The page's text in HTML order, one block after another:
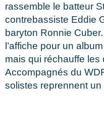
rassemble le batteur
contrebassiste Eddie
baryton Ronnie
l’affiche pour un
mais qui réchauffe
Accompagnés du
solistes reprennent